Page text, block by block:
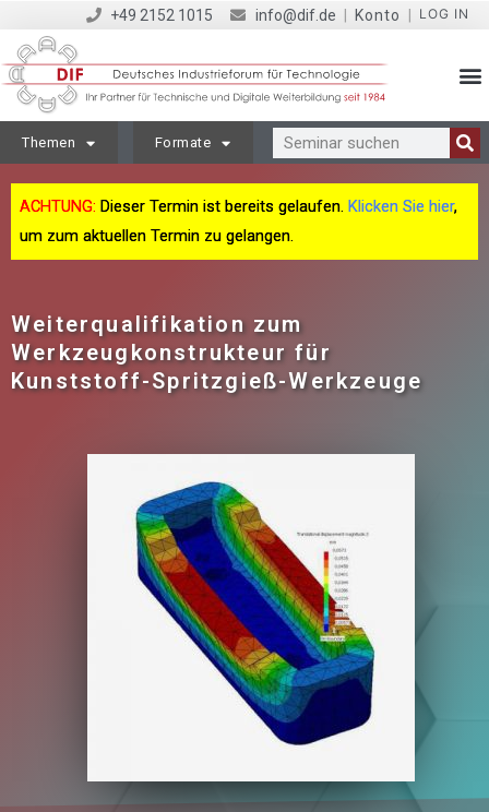
+49 2152 1015 info@dif.de Konto LOG IN
Themen Formate
ACHTUNG: Dieser Termin ist bereits gelaufen. Klicken Sie hier,
um zum aktuellen Termin zu gelangen.
Weiterqualifikation zum
Werkzeugkonstrukteur für
Kunststoff-Spritzgieß-Werkzeuge